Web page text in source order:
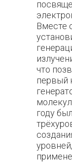
Вместе
что
первый
году